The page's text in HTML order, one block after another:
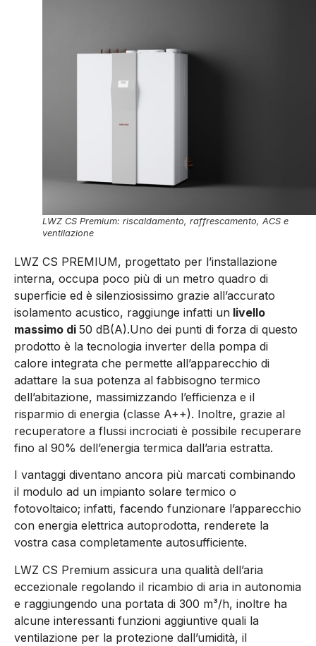
LWZ CS Premium: riscaldamento, raffrescamento, ACS e
ventilazione
LWZ CS PREMIUM, progettato per l’installazione
interna, occupa poco più di un metro quadro di
superficie ed è silenziosissimo grazie all’accurato
isolamento acustico, raggiunge infatti un livello
massimo di 50 dB(A).Uno dei punti di forza di questo
prodotto è la tecnologia inverter della pompa di
calore integrata che permette all’apparecchio di
adattare la sua potenza al fabbisogno termico
dell’abitazione, massimizzando l’efficienza e il
risparmio di energia (classe A++). Inoltre, grazie al
recuperatore a flussi incrociati è possibile recuperare
fino al 90% dell’energia termica dall’aria estratta.
I vantaggi diventano ancora più marcati combinando
il modulo ad un impianto solare termico o
fotovoltaico; infatti, facendo funzionare l’apparecchio
con energia elettrica autoprodotta, renderete la
vostra casa completamente autosufficiente.
LWZ CS Premium assicura una qualità dell’aria
eccezionale regolando il ricambio di aria in autonomia
e raggiungendo una portata di 300 m³/h, inoltre ha
alcune interessanti funzioni aggiuntive quali la
ventilazione per la protezione dall’umidità, il